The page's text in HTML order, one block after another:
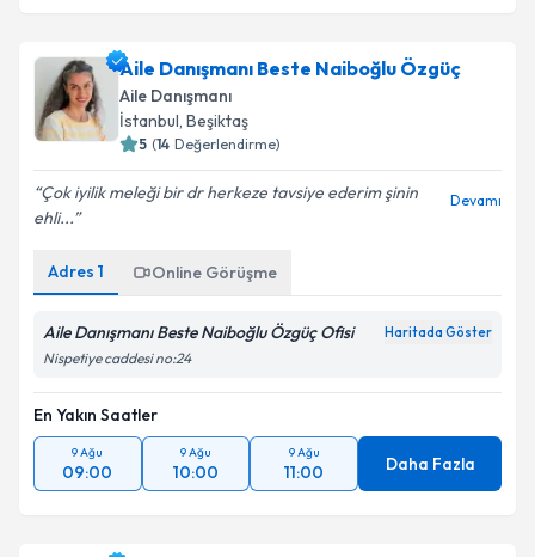
Aile Danışmanı Beste Naiboğlu Özgüç
Aile Danışmanı
İstanbul, Beşiktaş
5 (14 Değerlendirme)
Çok iyilik meleği bir dr herkeze tavsiye ederim şinin
ehli...
Devamı
Adres 1 Online Görüşme
Aile Danışmanı Beste Naiboğlu Özgüç Ofisi Haritada Göster
Nispetiye caddesi no:24
En Yakın Saatler
9 Ağu
09:00
9 Ağu
10:00
9 Ağu
11:00 Daha Fazla